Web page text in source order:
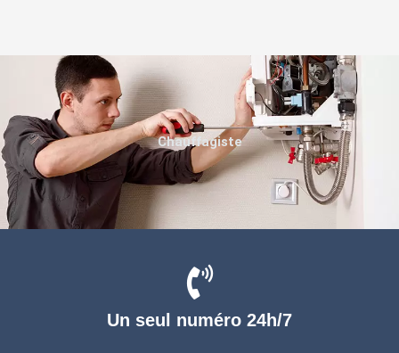
Un seul numéro 24h/7
Chauffagiste